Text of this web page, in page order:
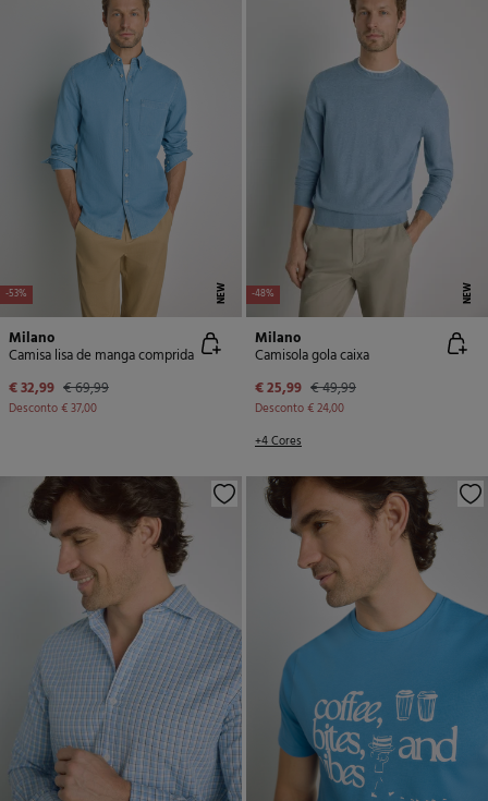
-53% NEW
Milano
Camisa lisa de manga comprida
€ 32,99 € 69,99
Desconto€ 37,00
-48% NEW
Milano
Camisola gola caixa
€ 25,99 € 49,99
Desconto€ 24,00
+4 Cores